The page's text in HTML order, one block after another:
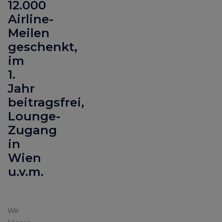
12.000
Airline-
Meilen
geschenkt,
im
1.
Jahr
beitragsfrei,
Lounge-
Zugang
in
Wien
u.v.m.
Wir